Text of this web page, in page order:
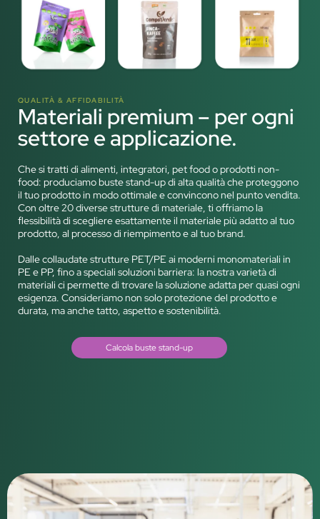
QUALITÀ & AFFIDABILITÀ
Materiali premium – per ogni
settore e applicazione.
Che si tratti di alimenti, integratori, pet food o prodotti non-
food: produciamo buste stand-up di alta qualità che proteggono
il tuo prodotto in modo ottimale e convincono nel punto vendita.
Con oltre 20 diverse strutture di materiale, ti offriamo la
flessibilità di scegliere esattamente il materiale più adatto al tuo
prodotto, al processo di riempimento e al tuo brand.
Dalle collaudate strutture PET/PE ai moderni monomateriali in
PE e PP, fino a speciali soluzioni barriera: la nostra varietà di
materiali ci permette di trovare la soluzione adatta per quasi ogni
esigenza. Consideriamo non solo protezione del prodotto e
durata, ma anche tatto, aspetto e sostenibilità.
Calcola buste stand-up